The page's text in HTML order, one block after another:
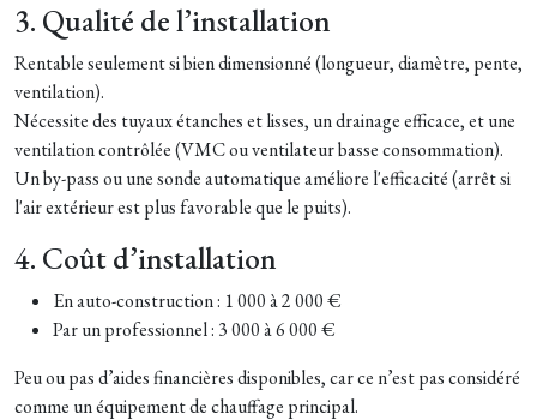
3. Qualité de l’installation
Rentable seulement si bien dimensionné (longueur, diamètre, pente,
ventilation).
Nécessite des tuyaux étanches et lisses, un drainage efficace, et une
ventilation contrôlée (VMC ou ventilateur basse consommation).
Un by-pass ou une sonde automatique améliore l'efficacité (arrêt si
l'air extérieur est plus favorable que le puits).
4. Coût d’installation
En auto-construction : 1 000 à 2 000 €
Par un professionnel : 3 000 à 6 000 €
Peu ou pas d’aides financières disponibles, car ce n’est pas considéré
comme un équipement de chauffage principal.